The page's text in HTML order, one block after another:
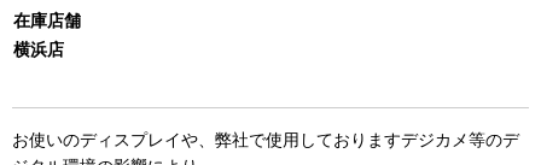
在庫店舗
横浜店
お使いのディスプレイや、弊社で使用しておりますデジカメ等のデ